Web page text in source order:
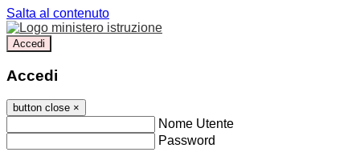
Salta al contenuto
Accedi
Accedi
button close ×
Nome Utente
Password